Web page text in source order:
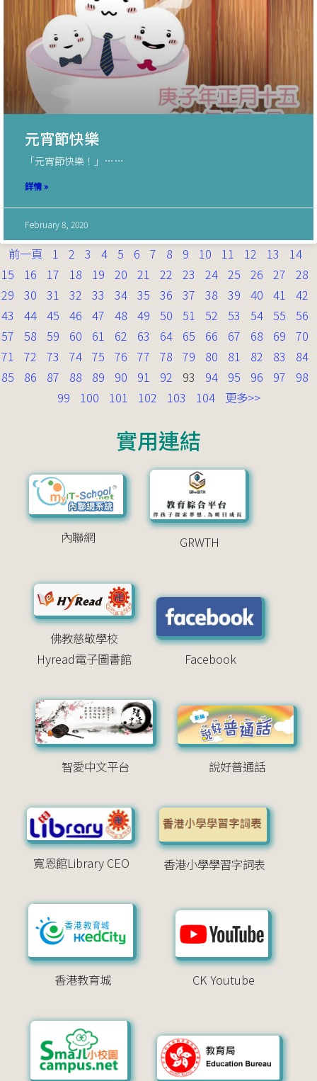
元宵節快樂
「元宵節快樂！」……
詳情 »
February 8, 2020
前一頁 1 2 3 4 5 6 7 8 9 10 11 12 13
14
15
16 17 18 19 20 21 22 23 24 25 26 27
28
29
30 31 32 33 34 35 36 37 38 39 40 41
42
43
44 45 46 47 48 49 50 51 52 53 54 55
56
57
58 59 60 61 62 63 64 65 66 67 68 69
70
71
72 73 74 75 76 77 78 79 80 81 82 83
84
85
86 87 88 89 90 91 92 93 94 95 96 97
98
99
100 101 102 103 104 更多>>
實用連結
內聯網 GRWTH
佛教慈敬學校
Hyread電子圖書館
Facebook
智愛中文平台 說好普通話
寬恩館Library CEO 香港小學學習字詞表
香港教育城 CK Youtube